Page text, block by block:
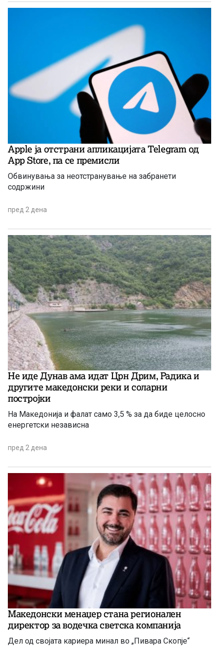
Apple ја отстрани апликацијата Telegram од
App Store, па се премисли
Обвинувања за неотстранување на забранети
содржини
пред 2 дена
Не иде Дунав ама идат Црн Дрим, Радика и
другите македонски реки и соларни
постројки
На Македонија и фалат само 3,5 % за да биде целосно
енергетски независна
пред 2 дена
Македонски менаџер стана регионален
директор за водечка светска компанија
Дел од својата кариера минал во „Пивара Скопје“